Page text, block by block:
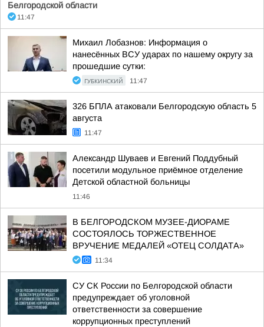
Белгородской области
11:47
Михаил Лобазнов: Информация о
нанесённых ВСУ ударах по нашему округу за
прошедшие сутки:
ГУБКИНСКИЙ 11:47
326 БПЛА атаковали Белгородскую область 5
августа
11:47
Александр Шуваев и Евгений Поддубный
посетили модульное приёмное отделение
Детской областной больницы
11:46
В БЕЛГОРОДСКОМ МУЗЕЕ-ДИОРАМЕ
СОСТОЯЛОСЬ ТОРЖЕСТВЕННОЕ
ВРУЧЕНИЕ МЕДАЛЕЙ «ОТЕЦ СОЛДАТА»
11:34
СУ СК России по Белгородской области
предупреждает об уголовной
ответственности за совершение
коррупционных преступлений